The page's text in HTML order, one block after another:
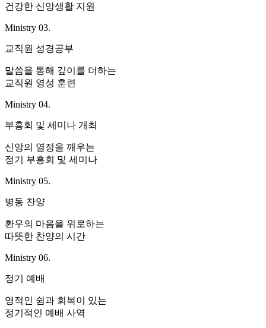
건강한 신앙생활 지원
Ministry 03.
교직원 성경공부
말씀을 통해 깊이를 더하는
교직원 영성 훈련
Ministry 04.
부흥회 및 세미나 개최
신앙의 열정을 깨우는
정기 부흥회 및 세미나
Ministry 05.
병동 찬양
환우의 마음을 위로하는
따뜻한 찬양의 시간
Ministry 06.
정기 예배
영적인 쉼과 회복이 있는
정기적인 예배 사역